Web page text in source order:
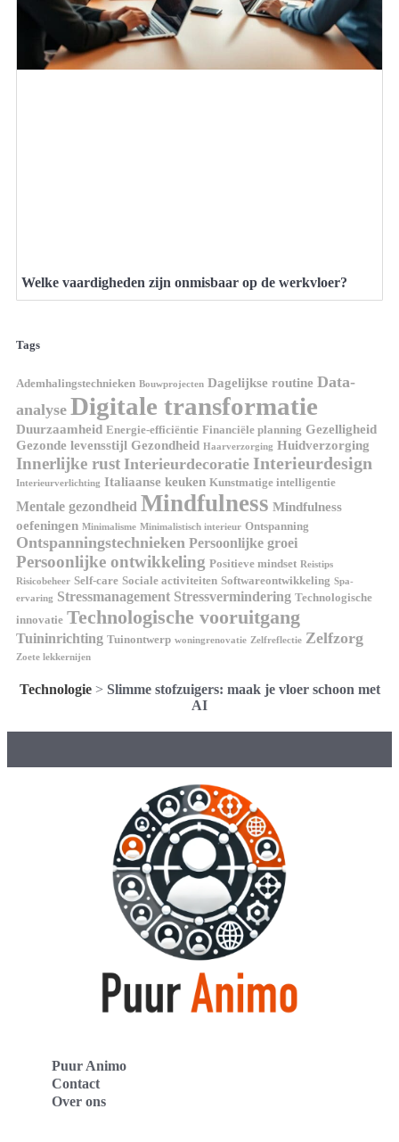
Welke vaardigheden zijn onmisbaar op de werkvloer?
Tags
Ademhalingstechnieken Bouwprojecten Dagelijkse routine Data-
analyse Digitale transformatie
Duurzaamheid Energie-efficiëntie Financiële planning Gezelligheid
Gezonde levensstijl Gezondheid Haarverzorging Huidverzorging
Innerlijke rust Interieurdecoratie Interieurdesign
Interieurverlichting Italiaanse keuken Kunstmatige intelligentie
Mentale gezondheid Mindfulness Mindfulness
oefeningen Minimalisme Minimalistisch interieur Ontspanning
Ontspanningstechnieken Persoonlijke groei
Persoonlijke ontwikkeling Positieve mindset Reistips
Risicobeheer Self-care Sociale activiteiten Softwareontwikkeling Spa-
ervaring Stressmanagement Stressvermindering Technologische
innovatie Technologische vooruitgang
Tuininrichting Tuinontwerp woningrenovatie Zelfreflectie Zelfzorg
Zoete lekkernijen
Technologie> Slimme stofzuigers: maak je vloer schoon met
AI
Puur Animo
Contact
Over ons